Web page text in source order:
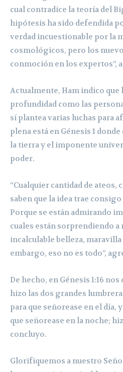
cual contradice la teoría del
hipótesis ha sido defendida
verdad incuestionable por la
cosmológicos, pero los
conmoción en los expertos”,
Actualmente, Ham indico que
profundidad como las
sí plantea varias luchas para
plena está en Génesis 1
la tierra y el imponente
poder.
“Cualquier cantidad de
saben que la idea trae
Porque se están admirando
cuales están sorprendiendo a
incalculable belleza,
embargo, eso no es todo”,
De hecho, en Génesis 1:16
hizo las dos grandes
para que señorease en el día,
que señorease en la noche;
concluyo.
Glorifiquemos a nuestro